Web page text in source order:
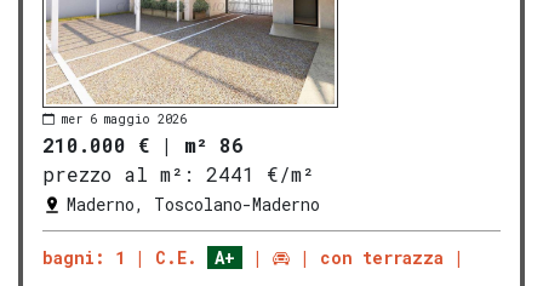
mer 6 maggio 2026
210.000 € | m² 86
prezzo al m²:
2441 €/m²
Maderno, Toscolano-Maderno
bagni: 1 C.E. A+ con terrazza